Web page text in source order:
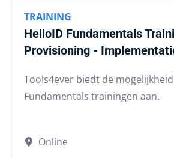
TRAINING
HelloID Fundamentals
Provisioning -
Tools4ever biedt de
Fundamentals trainingen aan.
Online